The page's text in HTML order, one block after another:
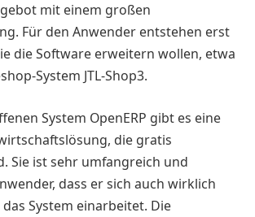
mit einem großen
Für den Anwender entstehen erst
die Software erweitern wollen, etwa
System JTL-Shop3.
System OpenERP gibt es eine
die gratis
Sie ist sehr umfangreich und
dass er sich auch wirklich
System einarbeitet. Die